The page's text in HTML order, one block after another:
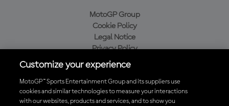
MotoGP Group
Cookie Policy
Legal Notice
Privacy Policy
Purchase Policy
Baixe o aplicativo oficial da MotoGP™
Customize your experience
MotoGP™ Sports Entertainment Group and its suppliers use
cookies and similar technologies to measure your interactions
with our websites, products and services, and to show you